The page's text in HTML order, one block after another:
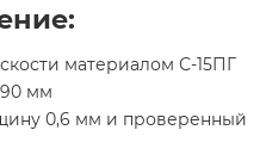
материалом С-15ПГ
мм
0,6 мм и проверенный